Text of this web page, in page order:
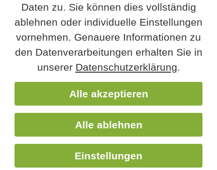
Daten zu. Sie können dies vollständig
ablehnen oder individuelle Einstellungen
vornehmen. Genauere Informationen zu
den Datenverarbeitungen erhalten Sie in
unserer Datenschutzerklärung.
Alle akzeptieren
Alle ablehnen
Einstellungen
RegioJubiläum
Impressum